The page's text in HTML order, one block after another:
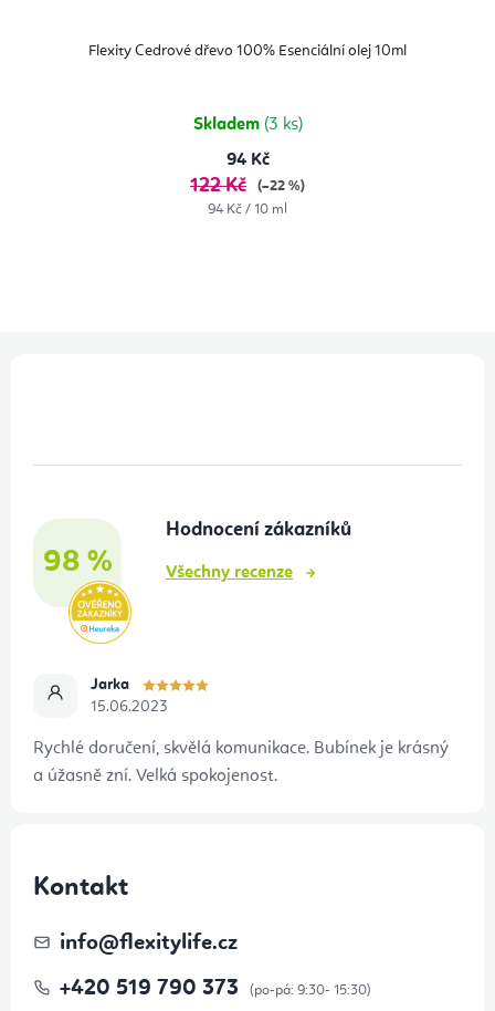
Flexity Cedrové dřevo 100% Esenciální olej 10ml
Skladem (3 ks)
94 Kč
122 Kč
(–22 %)
Měrná
94 Kč / 10 ml
98 %
Hodnocení zákazníků
Všechny recenze
Jarka
15.06.2023
Rychlé doručení, skvělá komunikace. Bubínek je krásný
a úžasně zní. Velká spokojenost.
Kontakt
info@flexitylife.cz
+420 519 790 373